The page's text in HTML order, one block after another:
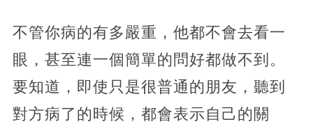
不管你病的有多嚴重，他都不會去看一
眼，甚至連一個簡單的問好都做不到。
要知道，即使只是很普通的朋友，聽到
對方病了的時候，都會表示自己的關